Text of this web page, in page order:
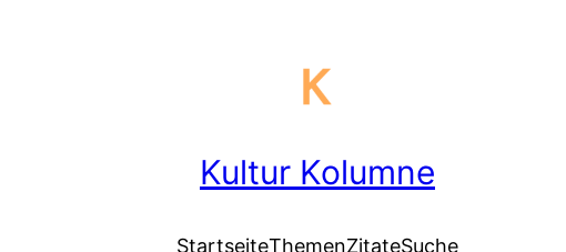
Kultur Kolumne
StartseiteThemenZitateSuche